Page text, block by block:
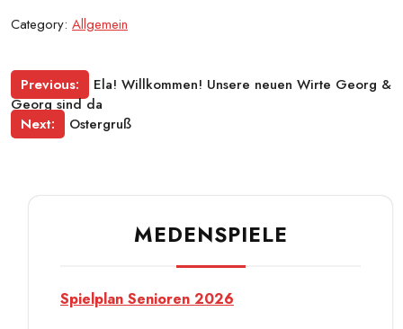
Category: Allgemein
Beitragsnavigation
Previous:
Ela! Willkommen! Unsere neuen Wirte Georg &
Georg sind da
Next:
Ostergruß
MEDENSPIELE
Spielplan Senioren 2026